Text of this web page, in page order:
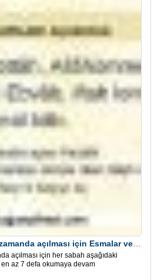
açılması için her sabah aşağıdaki
az 7 defa okumaya devam